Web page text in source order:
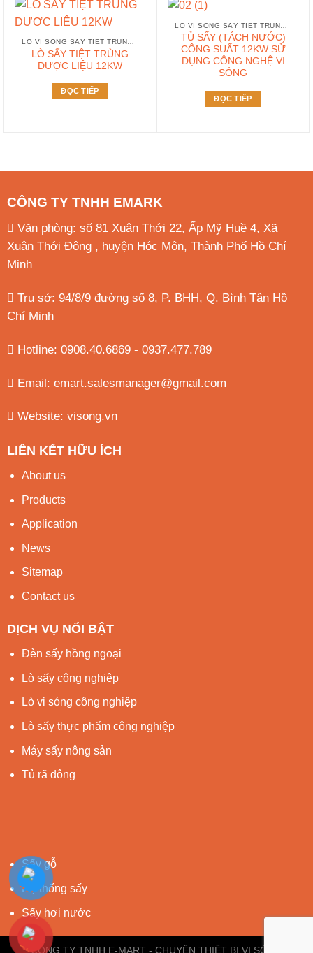
LÒ VI SÓNG SẤY TIỆT TRÙNG CÔNG SUẤT 12KW
LÒ SẤY TIỆT TRÙNG
DƯỢC LIỆU 12KW
ĐỌC TIẾP
TỦ SẤY (TÁCH NƯỚC)
CÔNG SUẤT 12KW SỬ
DỤNG CÔNG NGHỆ VI
SÓNG
ĐỌC TIẾP
CÔNG TY TNHH EMARK
Văn phòng: số 81 Xuân Thới 22, Ấp Mỹ Huề 4, Xã
Xuân Thới Đông , huyện Hóc Môn, Thành Phố Hồ Chí
Minh
Trụ sở: 94/8/9 đường số 8, P. BHH, Q. Bình Tân Hồ
Chí Minh
Hotline: 0908.40.6869 - 0937.477.789
Email: emart.salesmanager@gmail.com
Website: visong.vn
LIÊN KẾT HỮU ÍCH
About us
Products
Application
News
Sitemap
Contact us
DỊCH VỤ NỔI BẬT
Đèn sấy hồng ngoại
Lò sấy công nghiệp
Lò vi sóng công nghiệp
Lò sấy thực phẩm công nghiệp
Máy sấy nông sản
Tủ rã đông
Sấy gỗ
Hệ thống sấy
Sấy hơi nước
CÔNG TY TNHH E-MART - CHUYÊN THIẾT BỊ VI SÓNG